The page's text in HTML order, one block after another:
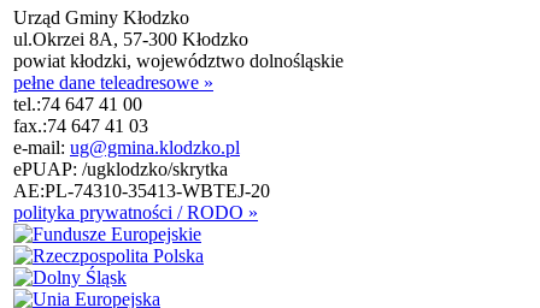
Urząd Gminy Kłodzko
ul.Okrzei 8A, 57-300 Kłodzko
powiat kłodzki, województwo dolnośląskie
pełne dane teleadresowe »
tel.:74 647 41 00
fax.:74 647 41 03
e-mail: ug@gmina.klodzko.pl
ePUAP: /ugklodzko/skrytka
AE:PL-74310-35413-WBTEJ-20
polityka prywatności / RODO »